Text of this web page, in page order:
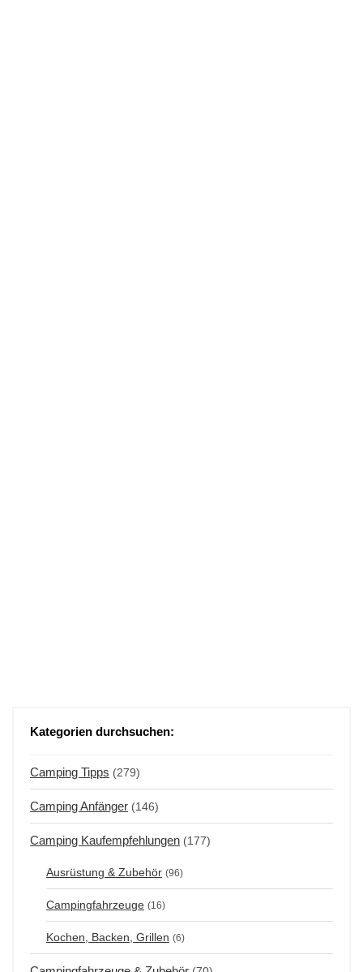
Kategorien durchsuchen:
Camping Tipps (279)
Camping Anfänger (146)
Camping Kaufempfehlungen (177)
Ausrüstung & Zubehör (96)
Campingfahrzeuge (16)
Kochen, Backen, Grillen (6)